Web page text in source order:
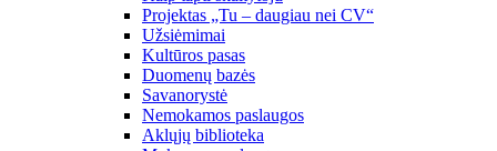
Projektas „Tu – daugiau nei CV“
Užsiėmimai
Kultūros pasas
Duomenų bazės
Savanorystė
Nemokamos paslaugos
Aklųjų biblioteka